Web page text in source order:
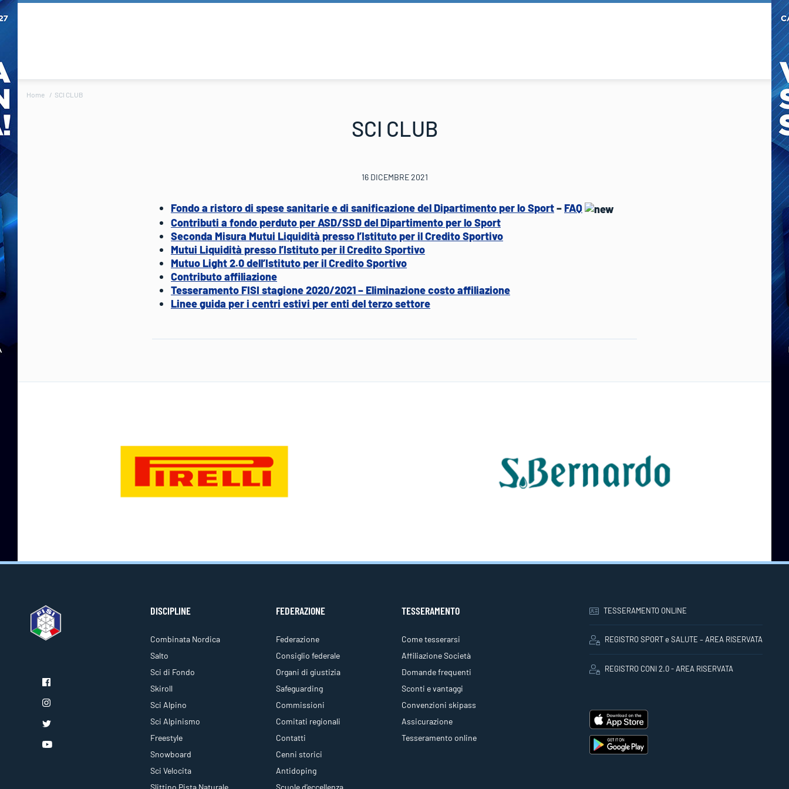
Home SCI CLUB
SCI CLUB
16 DICEMBRE 2021
Fondo a ristoro di spese sanitarie e di sanificazione del Dipartimento per lo Sport–FAQ
Contributi a fondo perduto per ASD/SSD del Dipartimento per lo Sport
Seconda Misura Mutui Liquidità presso l’Istituto per il Credito Sportivo
Mutui Liquidità presso l’Istituto per il Credito Sportivo
Mutuo Light 2.0 dell’Istituto per il Credito Sportivo
Contributo affiliazione
Tesseramento FISI stagione 2020/2021 – Eliminazione costo affiliazione
Linee guida per i centri estivi per enti del terzo settore
DISCIPLINE
Combinata Nordica
Salto
Sci di Fondo
Skiroll
Sci Alpino
Sci Alpinismo
Freestyle
Snowboard
Sci Velocita
Slittino Pista Naturale
FEDERAZIONE
Federazione
Consiglio federale
Organi di giustizia
Safeguarding
Commissioni
Comitati regionali
Contatti
Cenni storici
Antidoping
Scuole d'eccellenza
TESSERAMENTO
Come tesserarsi
Affiliazione Società
Domande frequenti
Sconti e vantaggi
Convenzioni skipass
Assicurazione
Tesseramento online
TESSERAMENTO ONLINE
REGISTRO SPORT e SALUTE – AREA RISERVATA
REGISTRO CONI 2.0 - AREA RISERVATA